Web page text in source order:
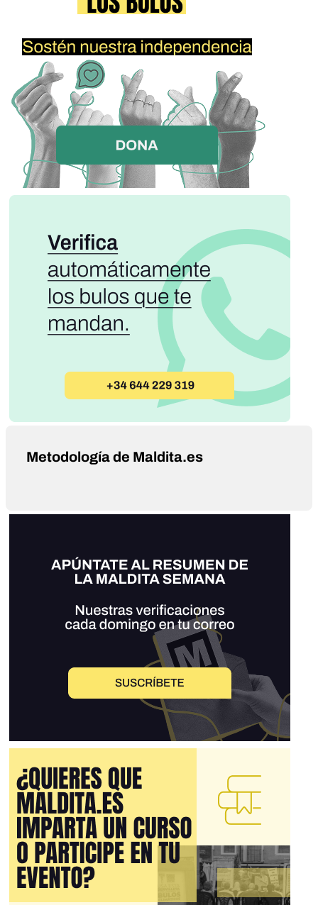
Metodología de Maldita.es